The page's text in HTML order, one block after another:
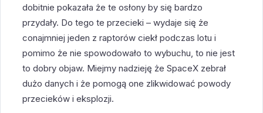
dobitnie pokazała że te osłony by się bardzo
przydały. Do tego te przecieki – wydaje się że
conajmniej jeden z raptorów ciekł podczas lotu i
pomimo że nie spowodowało to wybuchu, to nie jest
to dobry objaw. Miejmy nadzieję że SpaceX zebrał
dużo danych i że pomogą one zlikwidować powody
przecieków i eksplozji.